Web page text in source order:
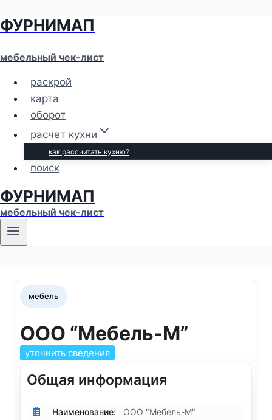
Перейти
содержимому
ФУРНИМАП
мебельный чек-лист
раскрой
карта
оборот
расчет кухни
как рассчитать кухню?
поиск
ФУРНИМАП
мебельный чек-лист
мебель
ООО “Мебель-М”
уточнить сведения
Общая информация
Наименование: ООО "Мебель-М"